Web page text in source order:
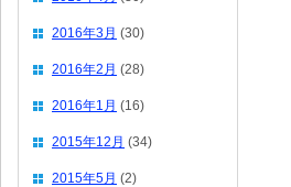
2016年3月 (30)
2016年2月 (28)
2016年1月 (16)
2015年12月 (34)
2015年5月 (2)